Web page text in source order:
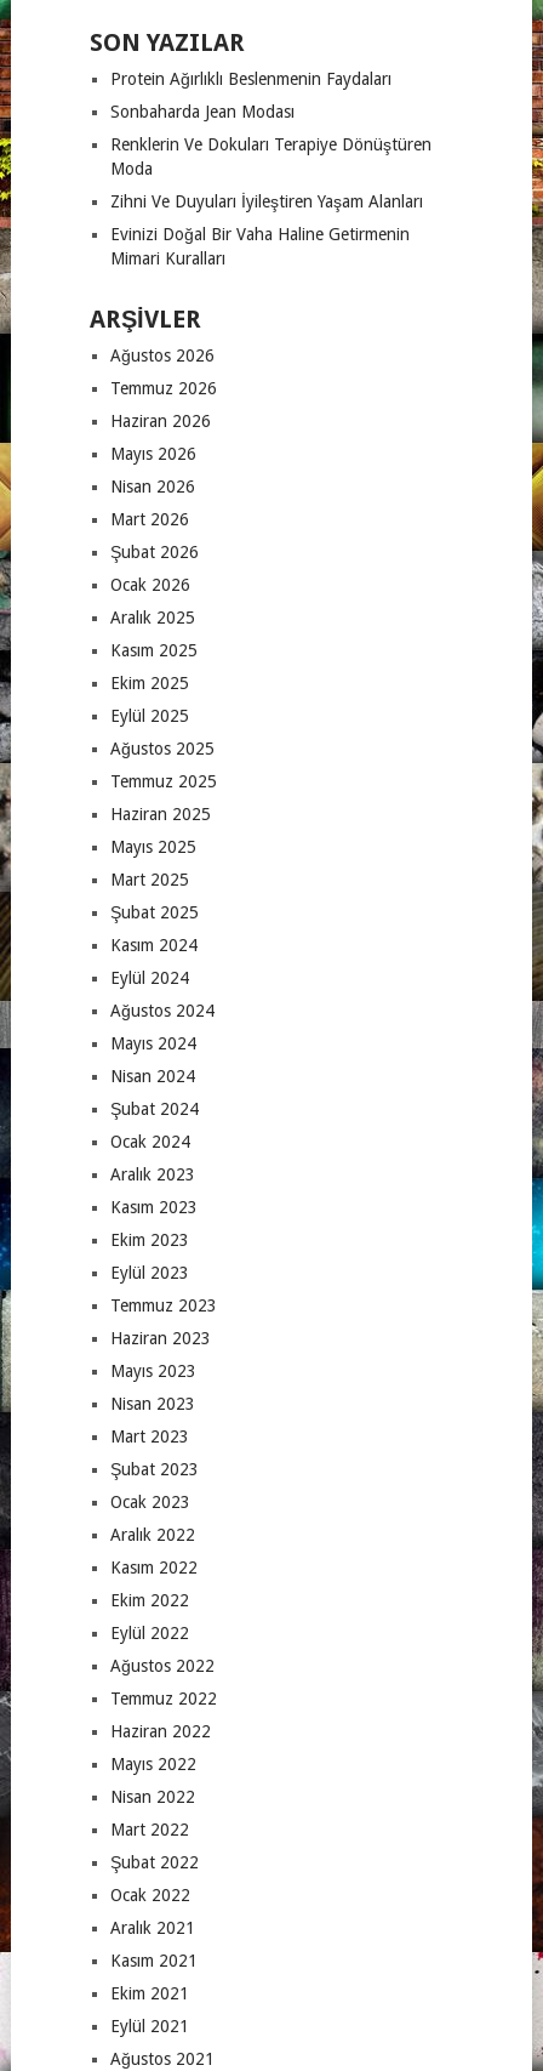
SON YAZILAR
Protein Ağırlıklı Beslenmenin Faydaları
Sonbaharda Jean Modası
Renklerin Ve Dokuları Terapiye Dönüştüren
Moda
Zihni Ve Duyuları İyileştiren Yaşam Alanları
Evinizi Doğal Bir Vaha Haline Getirmenin
Mimari Kuralları
ARŞIVLER
Ağustos 2026
Temmuz 2026
Haziran 2026
Mayıs 2026
Nisan 2026
Mart 2026
Şubat 2026
Ocak 2026
Aralık 2025
Kasım 2025
Ekim 2025
Eylül 2025
Ağustos 2025
Temmuz 2025
Haziran 2025
Mayıs 2025
Mart 2025
Şubat 2025
Kasım 2024
Eylül 2024
Ağustos 2024
Mayıs 2024
Nisan 2024
Şubat 2024
Ocak 2024
Aralık 2023
Kasım 2023
Ekim 2023
Eylül 2023
Temmuz 2023
Haziran 2023
Mayıs 2023
Nisan 2023
Mart 2023
Şubat 2023
Ocak 2023
Aralık 2022
Kasım 2022
Ekim 2022
Eylül 2022
Ağustos 2022
Temmuz 2022
Haziran 2022
Mayıs 2022
Nisan 2022
Mart 2022
Şubat 2022
Ocak 2022
Aralık 2021
Kasım 2021
Ekim 2021
Eylül 2021
Ağustos 2021